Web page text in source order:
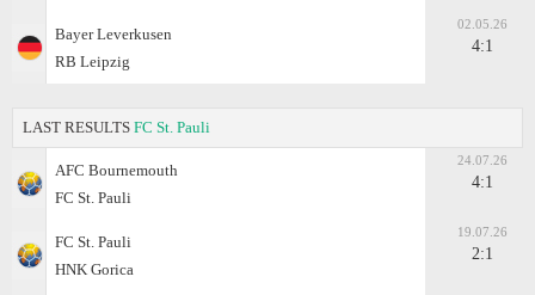
Bayer Leverkusen
RB Leipzig
02.05.26
4:1
LAST RESULTS FC St. Pauli
AFC Bournemouth
FC St. Pauli
24.07.26
4:1
FC St. Pauli
HNK Gorica
19.07.26
2:1